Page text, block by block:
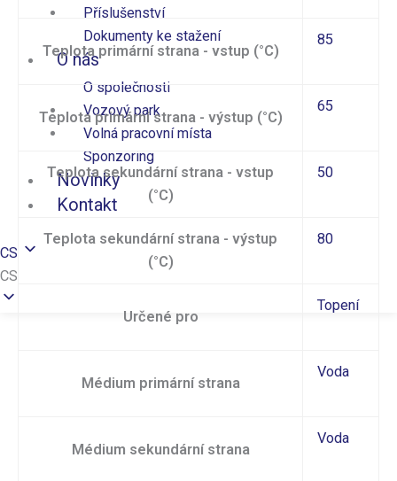
Příslušenství
Dokumenty ke stažení
O nás
O společnosti
Vozový park
Volná pracovní místa
Sponzoring
Novinky
Kontakt
CS
CS
Teplota primární strana - vstup (°C)
85
Teplota primární strana - výstup (°C)
65
Teplota sekundární strana - vstup
(°C)
50
Teplota sekundární strana - výstup
(°C)
80
Určené pro
Topení
Médium primární strana
Voda
Médium sekundární strana
Voda